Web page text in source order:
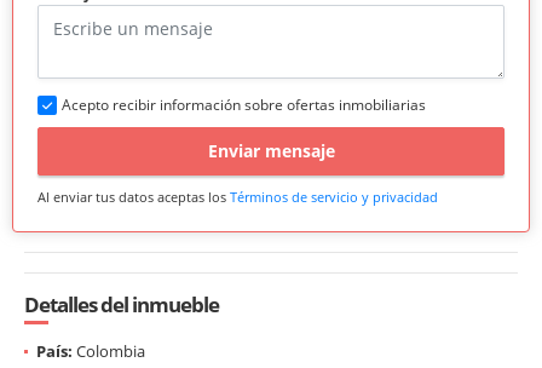
Acepto recibir información sobre ofertas inmobiliarias
Enviar mensaje
Al enviar tus datos aceptas los Términos de servicio y privacidad
Detalles del inmueble
País: Colombia